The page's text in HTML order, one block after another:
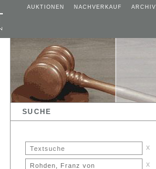
AUKTIONEN NACHVERKAUF ARCHIV
SUCHE
x
x